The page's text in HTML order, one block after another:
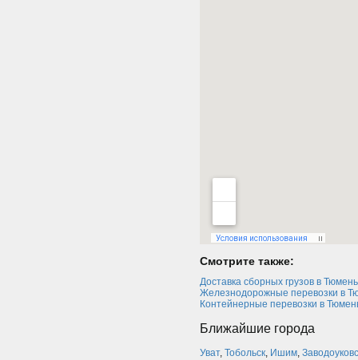
Смотрите также:
Доставка сборных грузов в Тюмень
Железнодорожные перевозки в
Контейнерные перевозки в
Ближайшие города
Уват, Тобольск, Ишим,